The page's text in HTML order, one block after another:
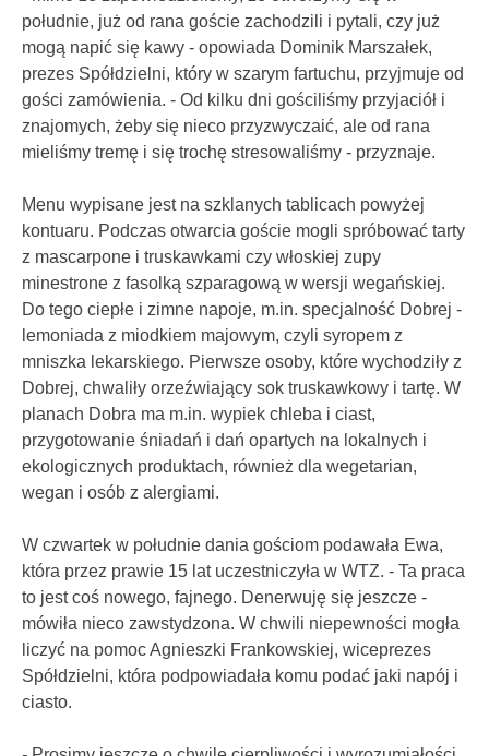
południe, już od rana goście zachodzili i pytali, czy już
mogą napić się kawy - opowiada Dominik Marszałek,
prezes Spółdzielni, który w szarym fartuchu, przyjmuje od
gości zamówienia. - Od kilku dni gościliśmy przyjaciół i
znajomych, żeby się nieco przyzwyczaić, ale od rana
mieliśmy tremę i się trochę stresowaliśmy - przyznaje.
Menu wypisane jest na szklanych tablicach powyżej
kontuaru. Podczas otwarcia goście mogli spróbować tarty
z mascarpone i truskawkami czy włoskiej zupy
minestrone z fasolką szparagową w wersji wegańskiej.
Do tego ciepłe i zimne napoje, m.in. specjalność Dobrej -
lemoniada z miodkiem majowym, czyli syropem z
mniszka lekarskiego. Pierwsze osoby, które wychodziły z
Dobrej, chwaliły orzeźwiający sok truskawkowy i tartę. W
planach Dobra ma m.in. wypiek chleba i ciast,
przygotowanie śniadań i dań opartych na lokalnych i
ekologicznych produktach, również dla wegetarian,
wegan i osób z alergiami.
W czwartek w południe dania gościom podawała Ewa,
która przez prawie 15 lat uczestniczyła w WTZ. - Ta praca
to jest coś nowego, fajnego. Denerwuję się jeszcze -
mówiła nieco zawstydzona. W chwili niepewności mogła
liczyć na pomoc Agnieszki Frankowskiej, wiceprezes
Spółdzielni, która podpowiadała komu podać jaki napój i
ciasto.